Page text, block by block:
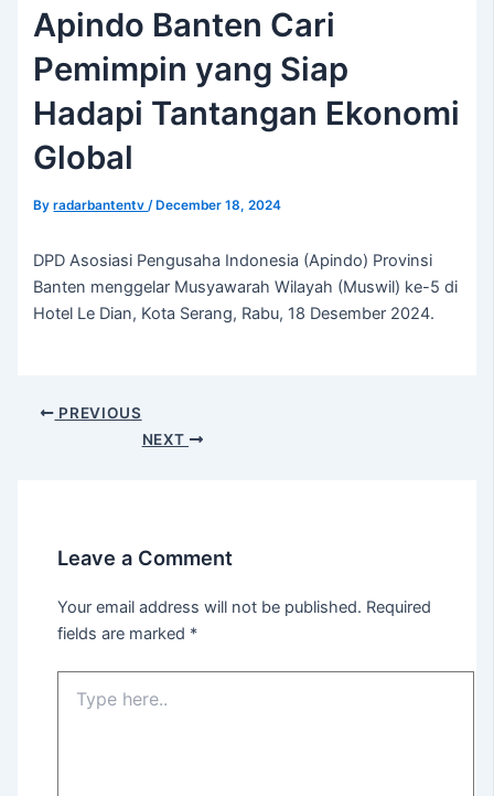
Apindo Banten Cari
Pemimpin yang Siap
Hadapi Tantangan Ekonomi
Global
Byradarbantentv/ December 18, 2024
DPD Asosiasi Pengusaha Indonesia (Apindo) Provinsi
Banten menggelar Musyawarah Wilayah (Muswil) ke-5 di
Hotel Le Dian, Kota Serang, Rabu, 18 Desember 2024.
PREVIOUS
NEXT
Leave a Comment
Your email address will not be published. Required
fields are marked *
here..